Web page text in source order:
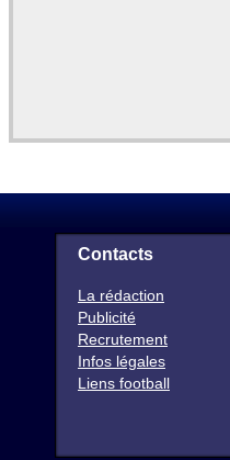
Contacts
La rédaction
Publicité
Recrutement
Infos légales
Liens football